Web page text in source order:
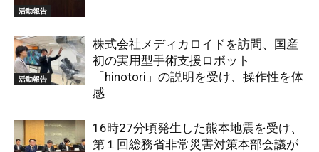
活動報告
活動報告
株式会社メディカロイドを訪問、国産
初の実用型手術支援ロボット
「hinotori」の説明を受け、操作性を体
感
16時27分頃発生した熊本地震を受け、
第１回総務省非常災害対策本部会議が